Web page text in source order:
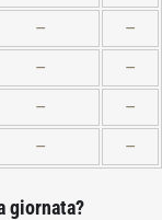
–
–
–
–
–
–
– –
giornata?